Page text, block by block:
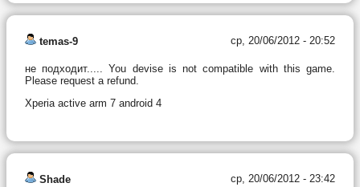
temas-9 ср, 20/06/2012 - 20:52
не подходит..... You devise is not compatible with this game.
Please request a refund.
Xperia active arm 7 android 4
Shade ср, 20/06/2012 - 23:42